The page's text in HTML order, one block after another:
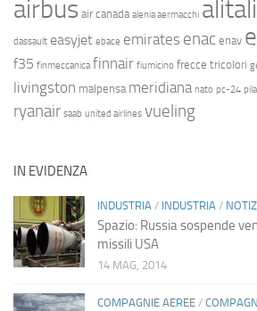
airbus air canada alenia aermacchi
dassault easyjet ebace emirates enac enav
f35 finmeccanica finnair fiumicino frecce tricolori
livingston malpensa meridiana nato pc-24
ryanair saab united airlines vueling
IN EVIDENZA
INDUSTRIA / INDUSTRIA /
Spazio: Russia sospende
missili USA
14 MAG, 2014
COMPAGNIE AEREE /